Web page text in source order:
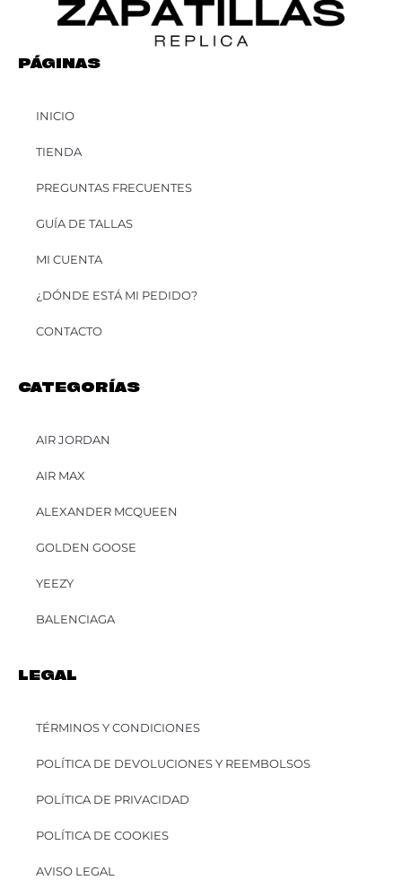
PÁGINAS
INICIO
TIENDA
PREGUNTAS FRECUENTES
GUÍA DE TALLAS
MI CUENTA
¿DÓNDE ESTÁ MI PEDIDO?
CONTACTO
CATEGORÍAS
AIR JORDAN
AIR MAX
ALEXANDER MCQUEEN
GOLDEN GOOSE
YEEZY
BALENCIAGA
LEGAL
TÉRMINOS Y CONDICIONES
POLÍTICA DE DEVOLUCIONES Y REEMBOLSOS
POLÍTICA DE PRIVACIDAD
POLÍTICA DE COOKIES
AVISO LEGAL